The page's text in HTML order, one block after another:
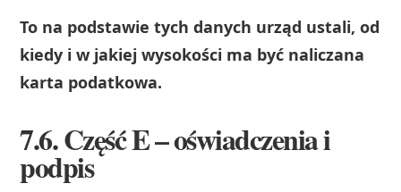
To na podstawie tych danych urząd ustali, od
kiedy i w jakiej wysokości ma być naliczana
karta podatkowa.
7.6. Część E – oświadczenia i
podpis